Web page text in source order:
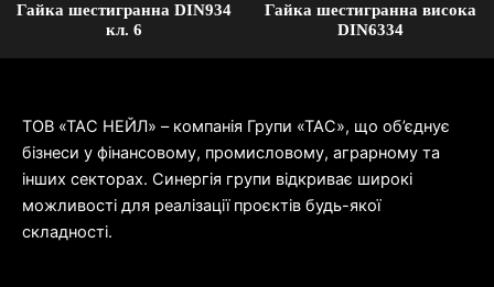
Гайка шестигранна DIN934
кл. 6
Гайка шестигранна висока
DIN6334
ТОВ «ТАС НЕЙЛ» – компанія Групи «ТАС», що об’єднує
бізнеси у фінансовому, промисловому, аграрному та
інших секторах. Синергія групи відкриває широкі
можливості для реалізації проєктів будь-якої
складності.